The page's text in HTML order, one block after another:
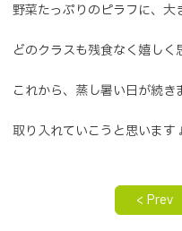
野菜たっぷりのピラフに、
どのクラスも残食なく嬉し
これから、蒸し暑い日が続
取り入れていこうと思います
< Prev